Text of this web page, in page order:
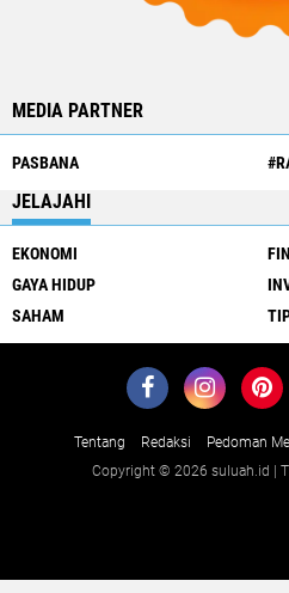
MEDIA PARTNER
PASBANA
JELAJAHI
EKONOMI
GAYA HIDUP
SAHAM
Tentang Redaksi Pedoman
Copyright © 2026 suluah.id |